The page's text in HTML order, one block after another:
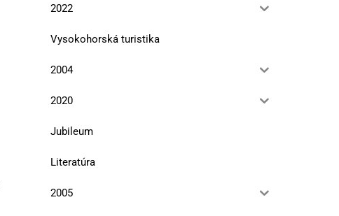
2022
Vysokohorská turistika
2004
2020
Jubileum
Literatúra
2005